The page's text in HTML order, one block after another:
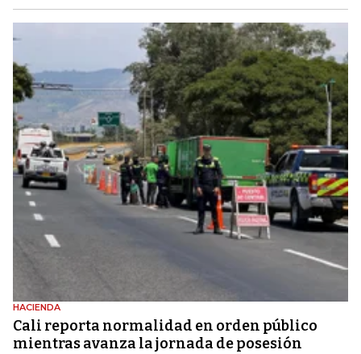
HACIENDA
Cali reporta normalidad en orden público
mientras avanza la jornada de posesión